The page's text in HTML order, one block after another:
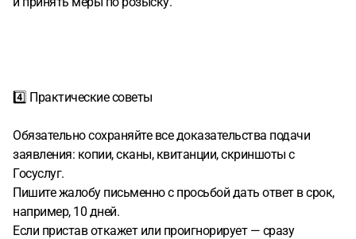
4️⃣ Практические советы
Обязательно сохраняйте все доказательства подачи
заявления: копии, сканы, квитанции, скриншоты с
Госуслуг.
Пишите жалобу письменно с просьбой дать ответ в срок,
например, 10 дней.
Если пристав откажет или проигнорирует — сразу